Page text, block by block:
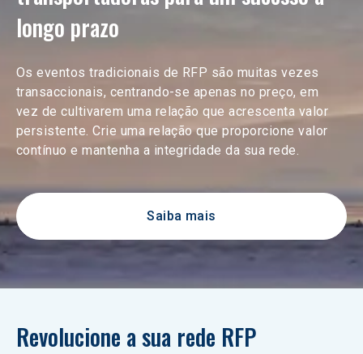
longo prazo
Os eventos tradicionais de RFP são muitas vezes
transaccionais, centrando-se apenas no preço, em
vez de cultivarem uma relação que acrescenta valor
persistente. Crie uma relação que proporcione valor
contínuo e mantenha a integridade da sua rede.
Saiba mais
Revolucione a sua rede RFP